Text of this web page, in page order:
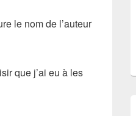
le nom de l’auteur
que j’ai eu à les